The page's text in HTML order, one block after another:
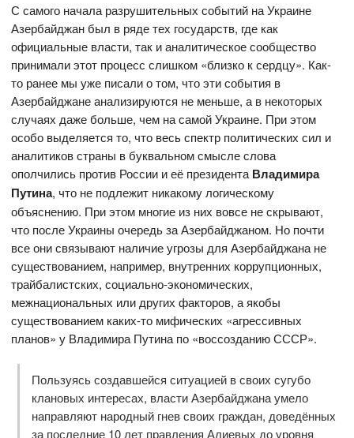
С самого начала разрушительных событий на Украине
Азербайджан был в ряде тех государств, где как
официальные власти, так и аналитическое сообщество
принимали этот процесс слишком «близко к сердцу». Как-
то ранее мы уже писали о том, что эти события в
Азербайджане анализируются не меньше, а в некоторых
случаях даже больше, чем на самой Украине. При этом
особо выделяется то, что весь спектр политических сил и
аналитиков страны в буквальном смысле слова
ополчились против России и её президента Владимира
Путина, что не подлежит никакому логическому
объяснению. При этом многие из них вовсе не скрывают,
что после Украины очередь за Азербайджаном. Но почти
все они связывают наличие угрозы для Азербайджана не
существованием, например, внутренних коррупционных,
трайбалистских, социально-экономических,
межнациональных или других факторов, а якобы
существованием каких-то мифических «агрессивных
планов» у Владимира Путина по «воссозданию СССР».
Пользуясь создавшейся ситуацией в своих сугубо
клановых интересах, власти Азербайджана умело
направляют народный гнев своих граждан, доведённых
за последние 10 лет правления Алиевых до уровня